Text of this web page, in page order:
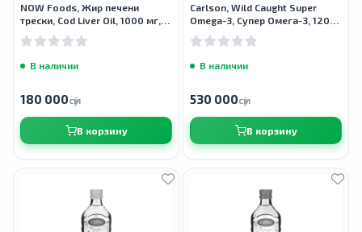
NOW Foods, Жир печени
трески, Cod Liver Oil, 1000 мг,
В наличии
180 000сӯм
В корзину
Carlson, Wild Caught Super
Omega-3, Супер Омега-3, 1200
В наличии
530 000сӯм
В корзину